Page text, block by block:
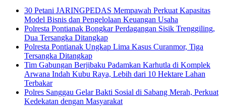
30 Petani JARINGPEDAS Mempawah Perkuat Kapasitas
Model Bisnis dan Pengelolaan Keuangan Usaha
Polresta Pontianak Bongkar Perdagangan Sisik Trenggiling,
Dua Tersangka Ditangkap
Polresta Pontianak Ungkap Lima Kasus Curanmor, Tiga
Tersangka Ditangkap
Tim Gabungan Berjibaku Padamkan Karhutla di Komplek
Arwana Indah Kubu Raya, Lebih dari 10 Hektare Lahan
Terbakar
Polres Sanggau Gelar Bakti Sosial di Sabang Merah, Perkuat
Kedekatan dengan Masyarakat